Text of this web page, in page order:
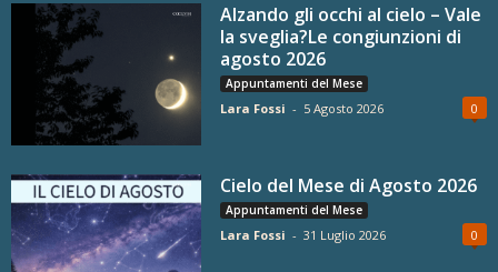
Alzando gli occhi al cielo – Vale
la sveglia?Le congiunzioni di
agosto 2026
Appuntamenti del Mese
Lara Fossi - 5 Agosto 2026 0
Cielo del Mese di Agosto 2026
Appuntamenti del Mese
Lara Fossi - 31 Luglio 2026 0